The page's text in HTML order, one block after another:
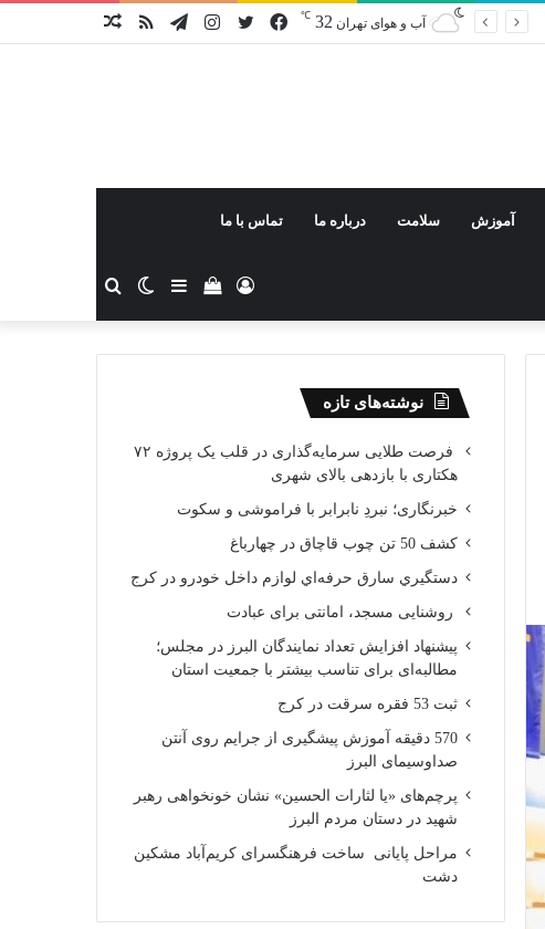
نوشتهخوراکتلگرام
اینستاگرامتوییتر فیس آب و هوای تهران 32
℃
آموزش سلامت درباره ما تماس با ما
جستجو
برای
تغییر
پوسته
سایدباردیدن
سبد
ورود
نوشته‌های تازه
فرصت طلایی سرمایه‌گذاری در قلب یک پروژه ۷۲
هکتاری با بازدهی بالای شهری
خبرنگاری؛ نبردِ نابرابر با فراموشی و سکوت
کشف 50 تن چوب قاچاق در چهارباغ
دستگيري سارق حرفه‌اي لوازم داخل خودرو در کرج
روشنایی مسجد، امانتی برای عبادت
پیشنهاد افزایش تعداد نمایندگان البرز در مجلس؛
مطالبه‌ای برای تناسب بیشتر با جمعیت استان
ثبت 53 فقره سرقت در کرج
570 دقیقه آموزش پیشگیری از جرایم روی آنتن
صداوسیمای البرز
پرچم‌های «یا لثارات الحسین» نشان خونخواهی رهبر
شهید در دستان مردم البرز
مراحل پایانی ساخت فرهنگسرای کریم‌آباد مشکین
دشت